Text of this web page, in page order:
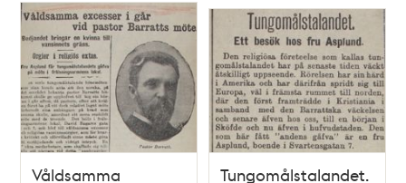
Våldsamma
Tungomålstalandet.